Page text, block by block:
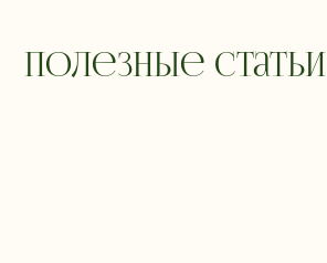
Полезные статьи